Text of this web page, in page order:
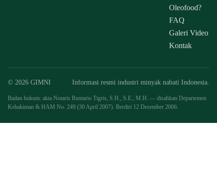
Oleofood?
FAQ
Galeri Video
Kontak
© 2026 GIMNI Informasi resmi industri minyak nabati Indonesia.
Badan hukum: akta Notaris Buntario Tigris, S.H., S.E., M.H. — disahkan Departemen
Kehakiman & HAM No. 249 (30 April 2007). Berdiri 12 Desember 2006.